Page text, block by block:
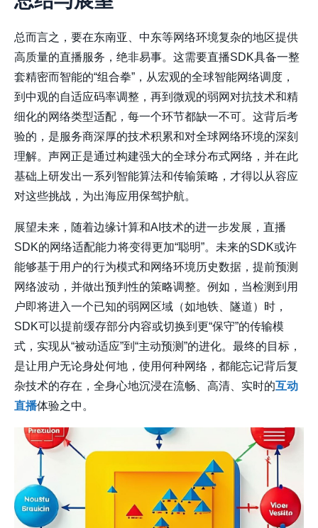
总而言之，要在东南亚、中东等网络环境复杂的地区提供
高质量的直播服务，绝非易事。这需要直播SDK具备一整
套精密而智能的“组合拳”，从宏观的全球智能网络调度，
到中观的自适应码率调整，再到微观的弱网对抗技术和精
细化的网络类型适配，每一个环节都缺一不可。这背后考
验的，是服务商深厚的技术积累和对全球网络环境的深刻
理解。声网正是通过构建强大的全球分布式网络，并在此
基础上研发出一系列智能算法和传输策略，才得以从容应
对这些挑战，为出海应用保驾护航。
展望未来，随着边缘计算和AI技术的进一步发展，直播
SDK的网络适配能力将变得更加“聪明”。未来的SDK或许
能够基于用户的行为模式和网络环境历史数据，提前预测
网络波动，并做出预判性的策略调整。例如，当检测到用
户即将进入一个已知的弱网区域（如地铁、隧道）时，
SDK可以提前缓存部分内容或切换到更“保守”的传输模
式，实现从“被动适应”到“主动预测”的进化。最终的目标，
是让用户无论身处何地，使用何种网络，都能忘记背后复
杂技术的存在，全身心地沉浸在流畅、高清、实时的互动
直播体验之中。